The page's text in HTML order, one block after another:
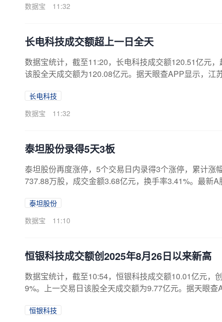
数据宝
11:32
长电科技成交额超上一日全天
数据宝统计，截至11:20，长电科技成交额120.51亿元
该股全天成交额为120.08亿元。据天眼查APP显示，
长电科技
数据宝
11:32
泰坦股份录得5天3板
泰坦股份再度涨停，5个交易日内录得3个涨停，累计
737.88万股，成交金额3.68亿元，换手率3.41%。最新
922.562026.08.03-
泰坦股份
数据宝
11:10
恒银科技成交额创2025年8月26日以来新高
数据宝统计，截至10:54，恒银科技成交额10.01亿元，
9%。上一交易日该股全天成交额为9.77亿元。据天眼
恒银科技